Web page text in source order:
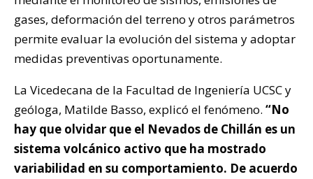
gases, deformación del terreno y otros parámetros
permite evaluar la evolución del sistema y adoptar
medidas preventivas oportunamente.
La Vicedecana de la Facultad de Ingeniería UCSC y
geóloga, Matilde Basso, explicó el fenómeno. “No
hay que olvidar que el Nevados de Chillán es un
sistema volcánico activo que ha mostrado
variabilidad en su comportamiento. De acuerdo